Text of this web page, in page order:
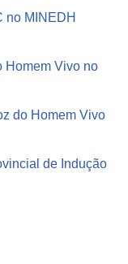
no MINEDH
Homem Vivo no
do Homem Vivo
de Indução